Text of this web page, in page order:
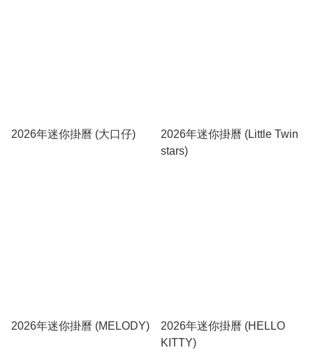
2026年迷你掛曆 (大口仔)
2026年迷你掛曆 (Little Twin
stars)
2026年迷你掛曆 (MELODY)
2026年迷你掛曆 (HELLO
KITTY)